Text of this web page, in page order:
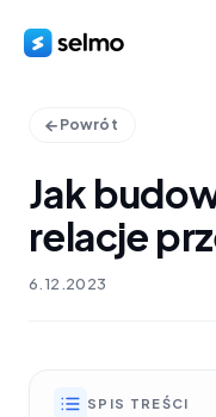
Powrót
Jak
relacje
6.12.2023
SPIS TREŚCI